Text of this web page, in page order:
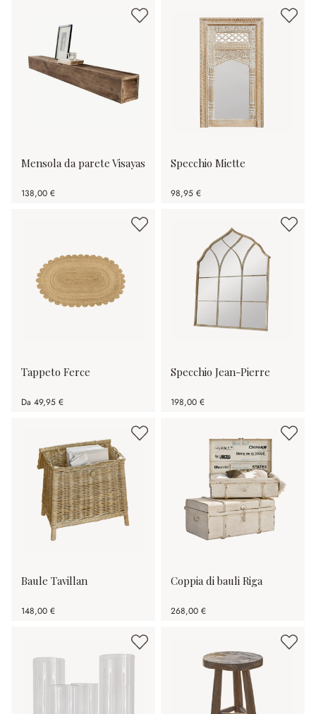
Mensola da parete Visayas
138,00 €
Specchio Miette
98,95 €
Tappeto Ferce
Da 49,95 €
Specchio Jean-Pierre
198,00 €
Baule Tavillan
148,00 €
Coppia di bauli Riga
268,00 €